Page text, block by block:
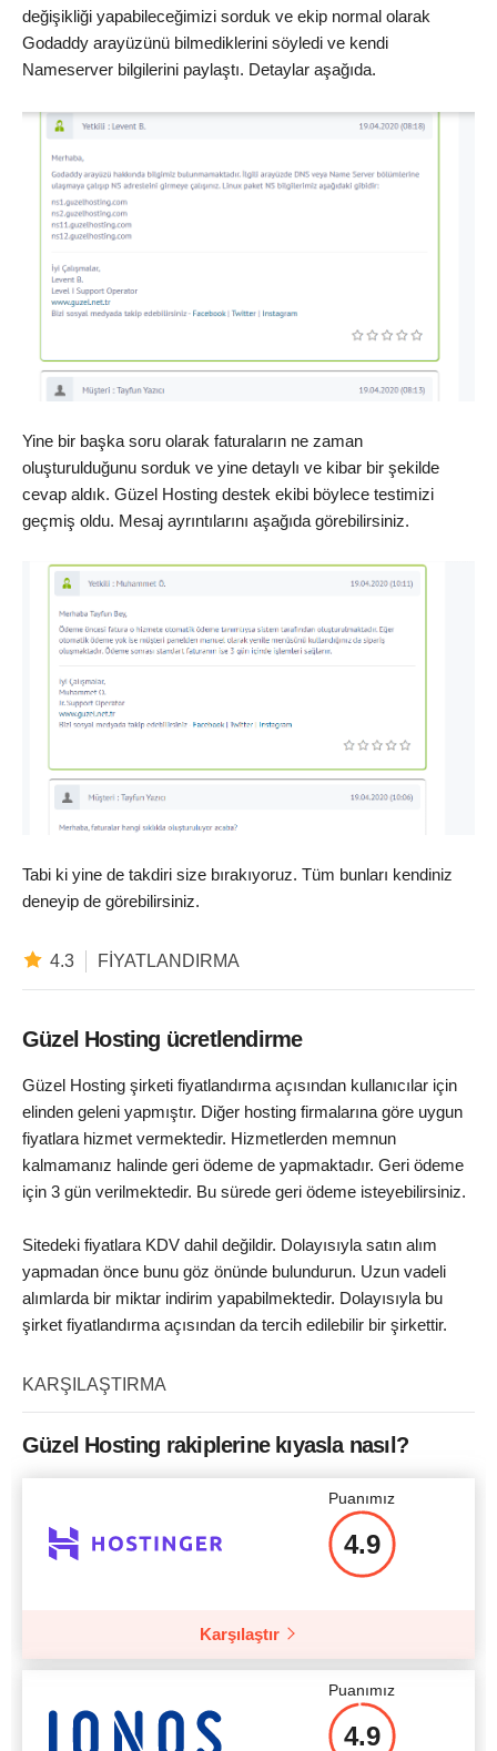
değişikliği yapabileceğimizi sorduk ve ekip normal olarak
Godaddy arayüzünü bilmediklerini söyledi ve kendi
Nameserver bilgilerini paylaştı. Detaylar aşağıda.
Yine bir başka soru olarak faturaların ne zaman
oluşturulduğunu sorduk ve yine detaylı ve kibar bir şekilde
cevap aldık. Güzel Hosting destek ekibi böylece testimizi
geçmiş oldu. Mesaj ayrıntılarını aşağıda görebilirsiniz.
Tabi ki yine de takdiri size bırakıyoruz. Tüm bunları kendiniz
deneyip de görebilirsiniz.
4.3 FIYATLANDIRMA
Güzel Hosting ücretlendirme
Güzel Hosting şirketi fiyatlandırma açısından kullanıcılar için
elinden geleni yapmıştır. Diğer hosting firmalarına göre uygun
fiyatlara hizmet vermektedir. Hizmetlerden memnun
kalmamanız halinde geri ödeme de yapmaktadır. Geri ödeme
için 3 gün verilmektedir. Bu sürede geri ödeme isteyebilirsiniz.
Sitedeki fiyatlara KDV dahil değildir. Dolayısıyla satın alım
yapmadan önce bunu göz önünde bulundurun. Uzun vadeli
alımlarda bir miktar indirim yapabilmektedir. Dolayısıyla bu
şirket fiyatlandırma açısından da tercih edilebilir bir şirkettir.
KARŞILAŞTIRMA
Güzel Hosting rakiplerine kıyasla nasıl?
Puanımız
4.9
Karşılaştır
Puanımız
4.9